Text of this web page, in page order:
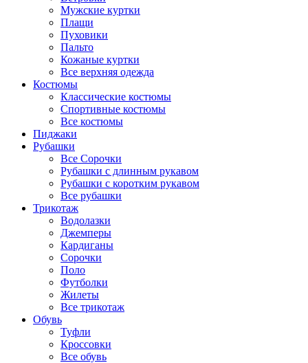
Мужские куртки
Плащи
Пуховики
Пальто
Кожаные куртки
Все верхняя одежда
Костюмы
Классические костюмы
Спортивные костюмы
Все костюмы
Пиджаки
Рубашки
Все Сорочки
Рубашки с длинным рукавом
Рубашки с коротким рукавом
Все рубашки
Трикотаж
Водолазки
Джемперы
Кардиганы
Сорочки
Поло
Футболки
Жилеты
Все трикотаж
Обувь
Туфли
Кроссовки
Все обувь